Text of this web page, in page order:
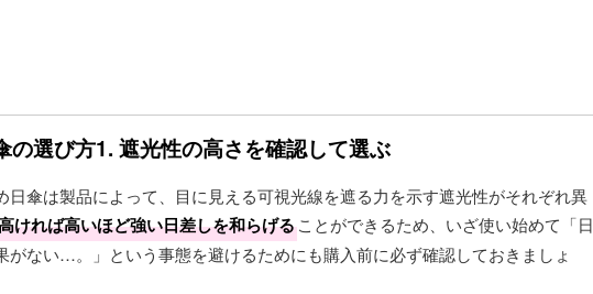
の選び方1. 遮光性の高さを確認して選ぶ
日傘は製品によって、目に見える可視光線を遮る力を示す遮光性がそれぞれ異
ければ高いほど強い日差しを和らげることができるため、いざ使い始めて「日
がない…。」という事態を避けるためにも購入前に必ず確認しておきましょ